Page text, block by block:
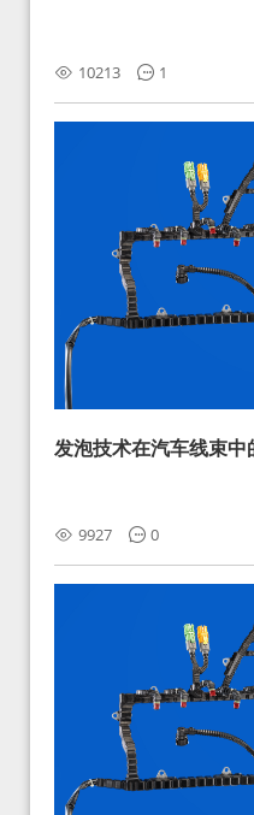
10213 1
发泡技术在汽车线束中
9927 0